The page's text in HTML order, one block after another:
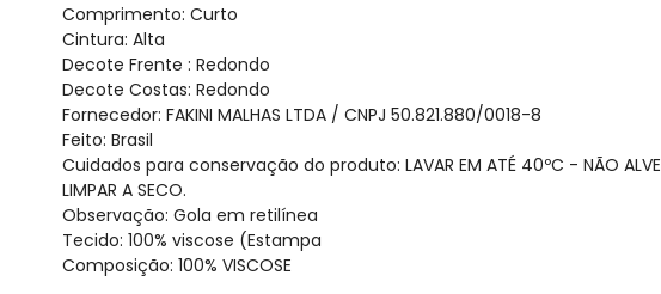
Comprimento: Curto
Cintura: Alta
Decote Frente : Redondo
Decote Costas: Redondo
Fornecedor: FAKINI MALHAS LTDA / CNPJ 50.821.880/0018-8
Feito: Brasil
Cuidados para conservação do produto: LAVAR EM ATÉ 40ºC - NÃO
LIMPAR A SECO.
Observação: Gola em retilínea
Tecido: 100% viscose (Estampa
Composição: 100% VISCOSE